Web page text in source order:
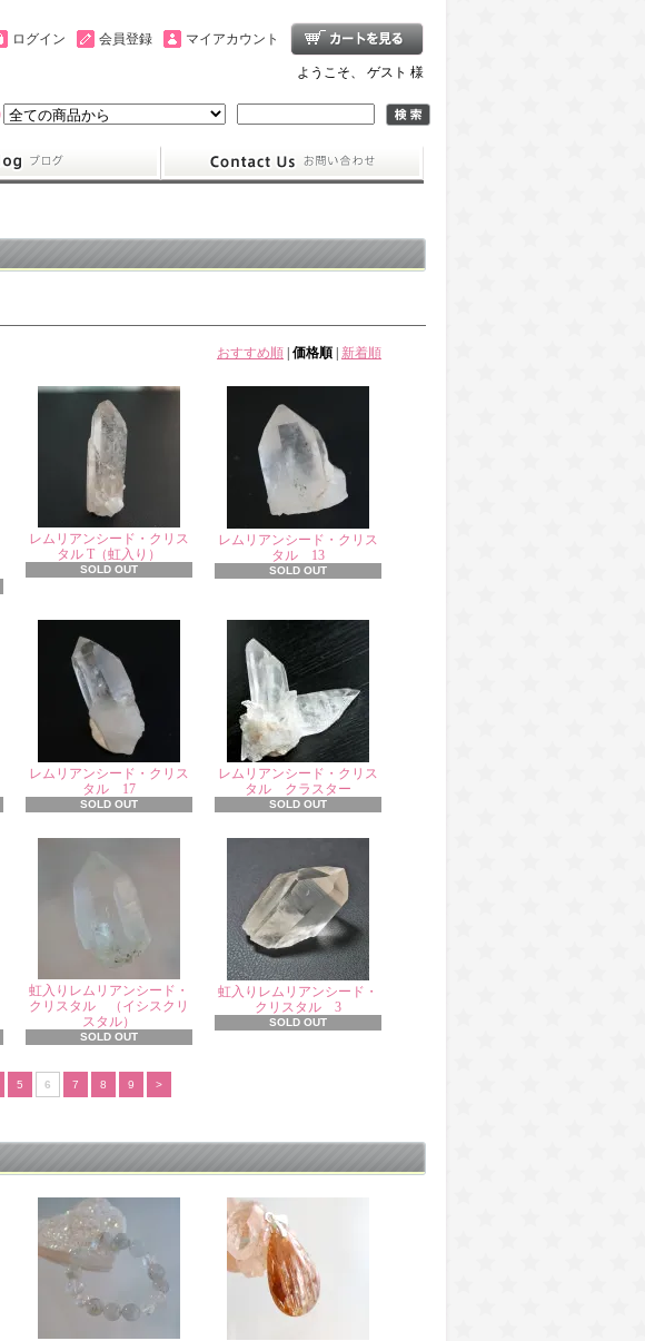
マイアカウント
会員登録
ログイン
ようこそ、 ゲスト 様
おすすめ順 価格順 新着順
レムリアンシード・クリス
タル T（虹入り）
SOLD OUT
レムリアンシード・クリス
タル 13
SOLD OUT
レムリアンシード・クリス
タル 17
SOLD OUT
レムリアンシード・クリス
タル クラスター
SOLD OUT
虹入りレムリアンシード・
クリスタル （イシスクリ
スタル）
SOLD OUT
虹入りレムリアンシード・
クリスタル 3
SOLD OUT
5 6 7 8 9 >